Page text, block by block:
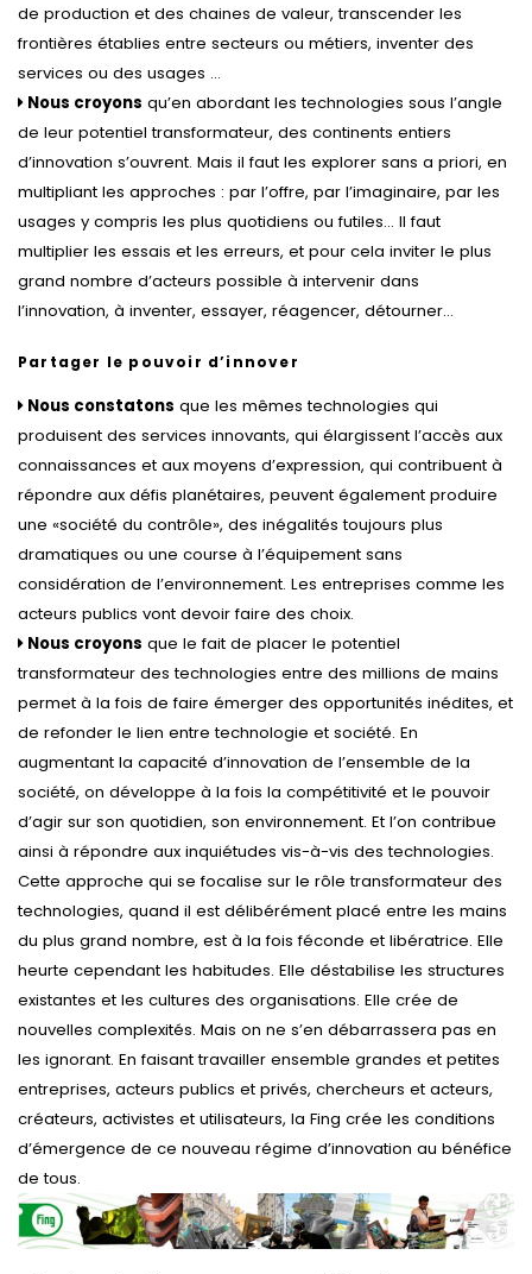
de production et des chaines de valeur, transcender les
frontières établies entre secteurs ou métiers, inventer des
services ou des usages …
Nous croyons qu’en abordant les technologies sous l’angle
de leur potentiel transformateur, des continents entiers
d’innovation s’ouvrent. Mais il faut les explorer sans a priori, en
multipliant les approches : par l’offre, par l’imaginaire, par les
usages y compris les plus quotidiens ou futiles… Il faut
multiplier les essais et les erreurs, et pour cela inviter le plus
grand nombre d’acteurs possible à intervenir dans
l’innovation, à inventer, essayer, réagencer, détourner…
Partager le pouvoir d’innover
Nous constatons que les mêmes technologies qui
produisent des services innovants, qui élargissent l’accès aux
connaissances et aux moyens d’expression, qui contribuent à
répondre aux défis planétaires, peuvent également produire
une «société du contrôle», des inégalités toujours plus
dramatiques ou une course à l’équipement sans
considération de l’environnement. Les entreprises comme les
acteurs publics vont devoir faire des choix.
Nous croyons que le fait de placer le potentiel
transformateur des technologies entre des millions de mains
permet à la fois de faire émerger des opportunités inédites, et
de refonder le lien entre technologie et société. En
augmentant la capacité d’innovation de l’ensemble de la
société, on développe à la fois la compétitivité et le pouvoir
d’agir sur son quotidien, son environnement. Et l’on contribue
ainsi à répondre aux inquiétudes vis-à-vis des technologies.
Cette approche qui se focalise sur le rôle transformateur des
technologies, quand il est délibérément placé entre les mains
du plus grand nombre, est à la fois féconde et libératrice. Elle
heurte cependant les habitudes. Elle déstabilise les structures
existantes et les cultures des organisations. Elle crée de
nouvelles complexités. Mais on ne s’en débarrassera pas en
les ignorant. En faisant travailler ensemble grandes et petites
entreprises, acteurs publics et privés, chercheurs et acteurs,
créateurs, activistes et utilisateurs, la Fing crée les conditions
d’émergence de ce nouveau régime d’innovation au bénéfice
de tous.